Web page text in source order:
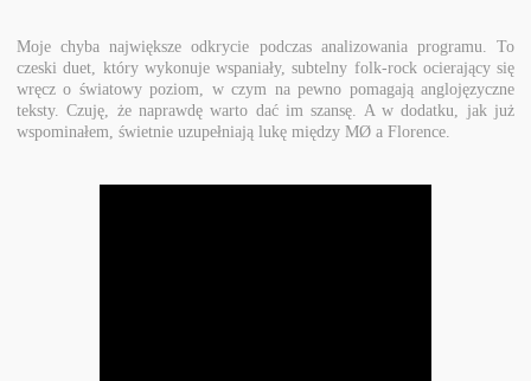
Moje chyba największe odkrycie podczas analizowania programu. To
czeski duet, który wykonuje wspaniały, subtelny folk-rock ocierający się
wręcz o światowy poziom, w czym na pewno pomagają anglojęzyczne
teksty. Czuję, że naprawdę warto dać im szansę. A w dodatku, jak już
wspominałem, świetnie uzupełniają lukę między MØ a Florence.